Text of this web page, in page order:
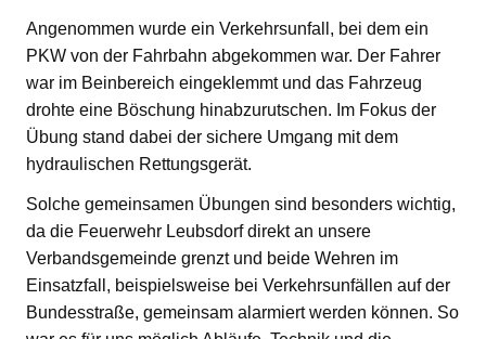
Angenommen wurde ein Verkehrsunfall, bei dem ein
PKW von der Fahrbahn abgekommen war. Der Fahrer
war im Beinbereich eingeklemmt und das Fahrzeug
drohte eine Böschung hinabzurutschen. Im Fokus der
Übung stand dabei der sichere Umgang mit dem
hydraulischen Rettungsgerät.
Solche gemeinsamen Übungen sind besonders wichtig,
da die Feuerwehr Leubsdorf direkt an unsere
Verbandsgemeinde grenzt und beide Wehren im
Einsatzfall, beispielsweise bei Verkehrsunfällen auf der
Bundesstraße, gemeinsam alarmiert werden können. So